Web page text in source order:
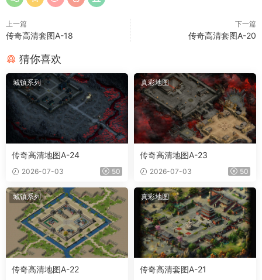
上一篇
传奇高清套图A-18
下一篇
传奇高清套图A-20
猜你喜欢
城镇系列
传奇高清地图A-24
2026-07-03 50
真彩地图
传奇高清地图A-23
2026-07-03 50
城镇系列
传奇高清地图A-22
真彩地图
传奇高清套图A-21